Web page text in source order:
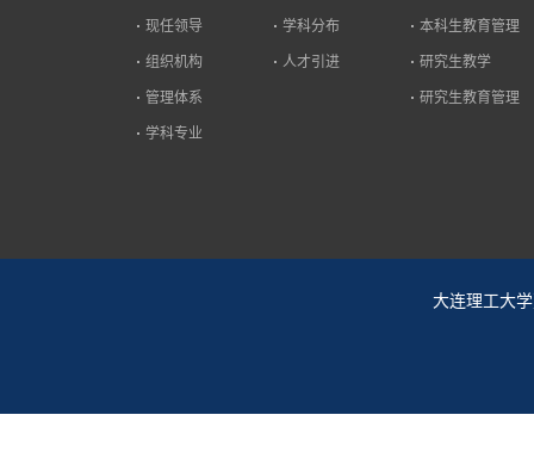
现任领导
组织机构
管理体系
学科专业
学科分布
人才引进
本科生教育管理
研究生教学
研究生教育管理
大连理工大